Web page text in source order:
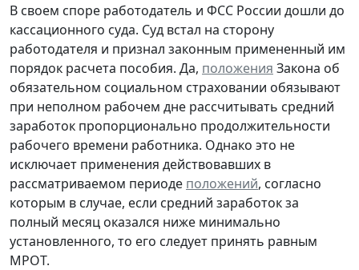
В своем споре работодатель и ФСС России дошли до
кассационного суда. Суд встал на сторону
работодателя и признал законным примененный им
порядок расчета пособия. Да, положения Закона об
обязательном социальном страховании обязывают
при неполном рабочем дне рассчитывать средний
заработок пропорционально продолжительности
рабочего времени работника. Однако это не
исключает применения действовавших в
рассматриваемом периоде положений, согласно
которым в случае, если средний заработок за
полный месяц оказался ниже минимально
установленного, то его следует принять равным
МРОТ.